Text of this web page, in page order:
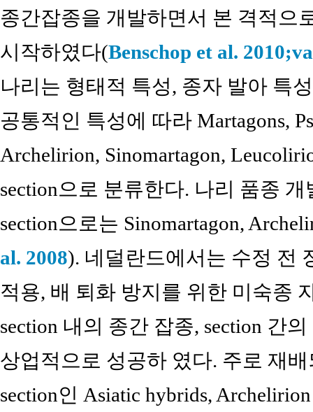
종간잡종을 개발하면서 본 격적으
시작하였다(Benschop et al. 2010;
나리는 형태적 특성, 종자 발아 특
공통적인 특성에 따라 Martagons,
Archelirion, Sinomartagon,
section으로 분류한다. 나리 품종
section으로는 Sinomartagon,
al. 2008). 네덜란드에서는 수정 전
적용, 배 퇴화 방지를 위한 미숙종
section 내의 종간 잡종, section 간
상업적으로 성공하 였다. 주로 재배
section인 Asiatic hybrids,